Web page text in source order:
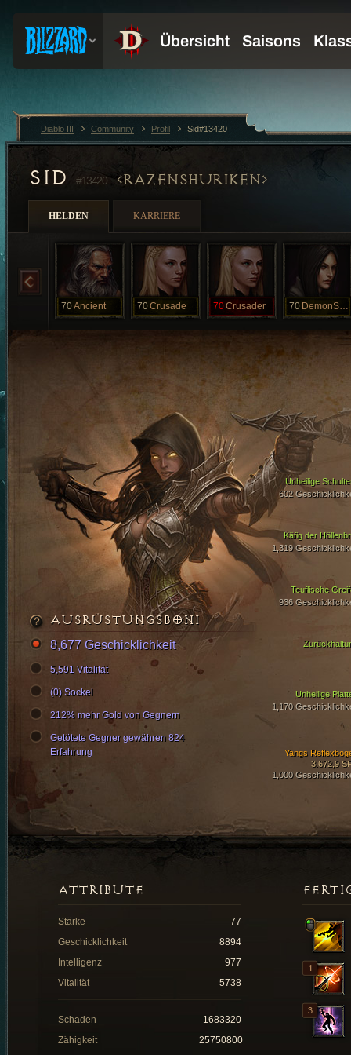
SID #13420 RAZENSHURIKEN
HELDEN KARRIERE
70Ancient 70Crusade 70Crusader 70 DemonSlayer
Käfig der
1,319
Teuflische
936
Unheilige
602
Unheilige
1,170
Yangs
3.672,9
1,000
AUSRÜSTUNGSBONI
8,677 Geschicklichkeit
5,591 Vitalität
(0) Sockel
212% mehr Gold von Gegnern
Getötete Gegner gewähren 824
Erfahrung
ATTRIBUTE
Stärke
77
Geschicklichkeit
8894
Intelligenz
977
Vitalität
5738
Schaden
1683320
Zähigkeit
25750800
Diablo III Community Profil Sid#13420